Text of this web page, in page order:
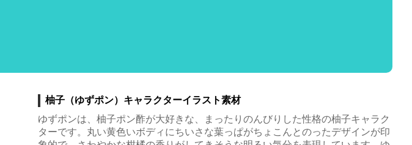
柚子（ゆずポン）キャラクターイラスト素材
ゆずポンは、柚子ポン酢が大好きな、まったりのんびりした性格の柚子キャラク
ターです。丸い黄色いボディにちいさな葉っぱがちょこんとのったデザインが印